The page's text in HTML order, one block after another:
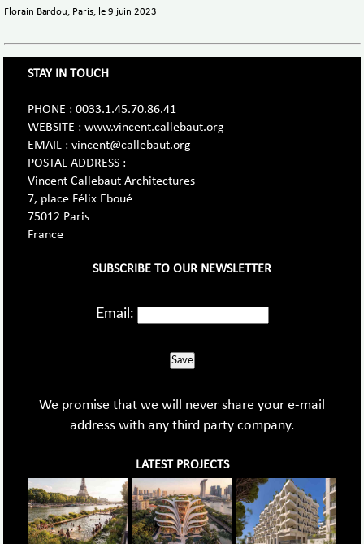
Florain Bardou, Paris, le 9 juin 2023
STAY IN TOUCH
PHONE : 0033.1.45.70.86.41
WEBSITE : www.vincent.callebaut.org
EMAIL : vincent@callebaut.org
POSTAL ADDRESS :
Vincent Callebaut Architectures
7, place Félix Eboué
75012 Paris
France
SUBSCRIBE TO OUR NEWSLETTER
Email:
Save
We promise that we will never share your e-mail
address with any third party company.
LATEST PROJECTS